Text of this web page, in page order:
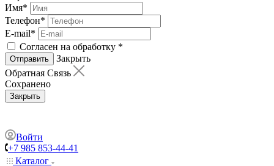
Имя*
Телефон*
E-mail*
Согласен на обработку *
Отправить
Закрыть
Обратная Связь
Сохранено
Закрыть
Войти
+7 985 853-44-41
Каталог